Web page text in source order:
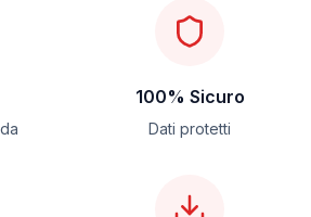
100% Sicuro
Dati protetti